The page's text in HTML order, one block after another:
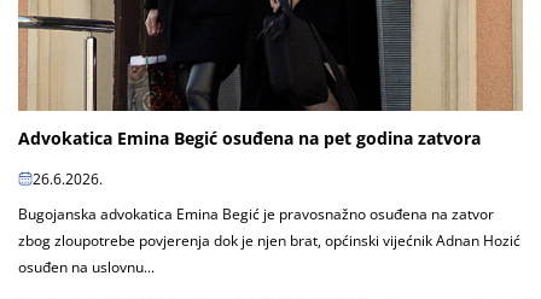
Advokatica Emina Begić osuđena na pet godina zatvora
26.6.2026.
Bugojanska advokatica Emina Begić je pravosnažno osuđena na zatvor
zbog zloupotrebe povjerenja dok je njen brat, općinski vijećnik Adnan Hozić
osuđen na uslovnu...